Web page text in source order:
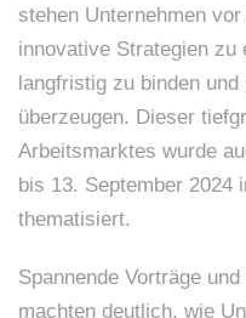
stehen Unternehmen
innovative Strategien
langfristig zu binden
überzeugen. Dieser
Arbeitsmarktes wurde
bis 13. September 2024
thematisiert.
Spannende Vorträge
machten deutlich, wie